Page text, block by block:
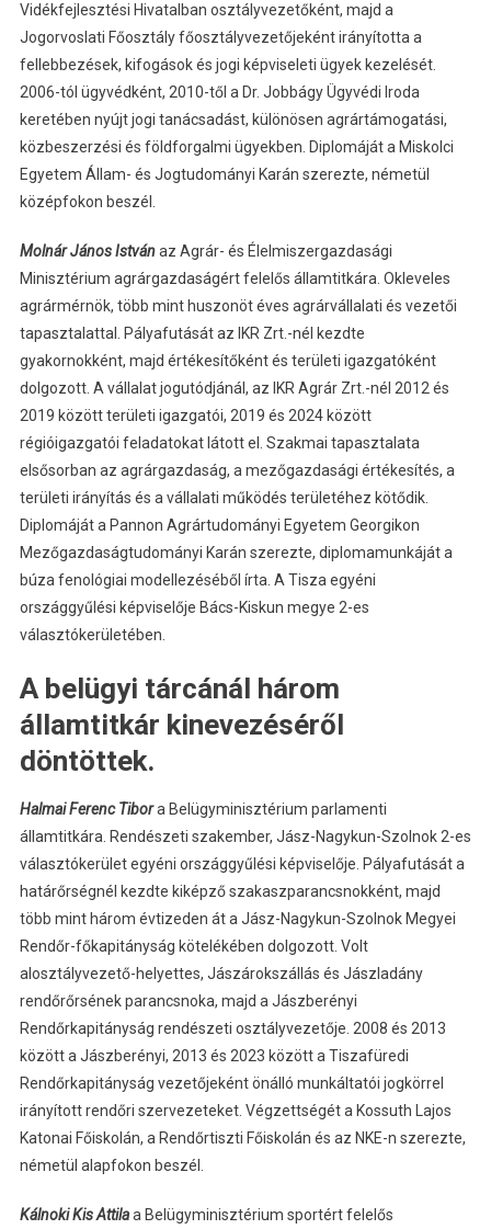
Vidékfejlesztési Hivatalban osztályvezetőként, majd a
Jogorvoslati Főosztály főosztályvezetőjeként irányította a
fellebbezések, kifogások és jogi képviseleti ügyek kezelését.
2006-tól ügyvédként, 2010-től a Dr. Jobbágy Ügyvédi Iroda
keretében nyújt jogi tanácsadást, különösen agrártámogatási,
közbeszerzési és földforgalmi ügyekben. Diplomáját a Miskolci
Egyetem Állam- és Jogtudományi Karán szerezte, németül
középfokon beszél.
Molnár János Istvánaz Agrár- és Élelmiszergazdasági
Minisztérium agrárgazdaságért felelős államtitkára. Okleveles
agrármérnök, több mint huszonöt éves agrárvállalati és vezetői
tapasztalattal. Pályafutását az IKR Zrt.-nél kezdte
gyakornokként, majd értékesítőként és területi igazgatóként
dolgozott. A vállalat jogutódjánál, az IKR Agrár Zrt.-nél 2012 és
2019 között területi igazgatói, 2019 és 2024 között
régióigazgatói feladatokat látott el. Szakmai tapasztalata
elsősorban az agrárgazdaság, a mezőgazdasági értékesítés, a
területi irányítás és a vállalati működés területéhez kötődik.
Diplomáját a Pannon Agrártudományi Egyetem Georgikon
Mezőgazdaságtudományi Karán szerezte, diplomamunkáját a
búza fenológiai modellezéséből írta. A Tisza egyéni
országgyűlési képviselője Bács-Kiskun megye 2-es
választókerületében.
A belügyi tárcánál három
államtitkár kinevezéséről
döntöttek.
Halmai Ferenc Tibora Belügyminisztérium parlamenti
államtitkára. Rendészeti szakember, Jász-Nagykun-Szolnok 2-es
választókerület egyéni országgyűlési képviselője. Pályafutását a
határőrségnél kezdte kiképző szakaszparancsnokként, majd
több mint három évtizeden át a Jász-Nagykun-Szolnok Megyei
Rendőr-főkapitányság kötelékében dolgozott. Volt
alosztályvezető-helyettes, Jászárokszállás és Jászladány
rendőrőrsének parancsnoka, majd a Jászberényi
Rendőrkapitányság rendészeti osztályvezetője. 2008 és 2013
között a Jászberényi, 2013 és 2023 között a Tiszafüredi
Rendőrkapitányság vezetőjeként önálló munkáltatói jogkörrel
irányított rendőri szervezeteket. Végzettségét a Kossuth Lajos
Katonai Főiskolán, a Rendőrtiszti Főiskolán és az NKE-n szerezte,
németül alapfokon beszél.
Kálnoki Kis Attilaa Belügyminisztérium sportért felelős